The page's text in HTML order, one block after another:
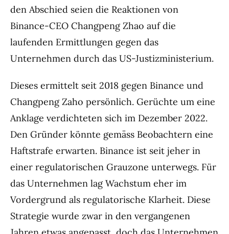
den Abschied seien die Reaktionen von
Binance-CEO Changpeng Zhao auf die
laufenden Ermittlungen gegen das
Unternehmen durch das US-Justizministerium.
Dieses ermittelt seit 2018 gegen Binance und
Changpeng Zaho persönlich. Gerüchte um eine
Anklage verdichteten sich im Dezember 2022.
Den Gründer könnte gemäss Beobachtern eine
Haftstrafe erwarten. Binance ist seit jeher in
einer regulatorischen Grauzone unterwegs. Für
das Unternehmen lag Wachstum eher im
Vordergrund als regulatorische Klarheit. Diese
Strategie wurde zwar in den vergangenen